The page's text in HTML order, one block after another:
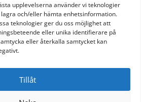
upplevelserna använder vi teknologier
och/eller hämta enhetsinformation.
teknologier ger du oss möjlighet att
eller unika identifierare på
eller återkalla samtycket kan
Tillåt